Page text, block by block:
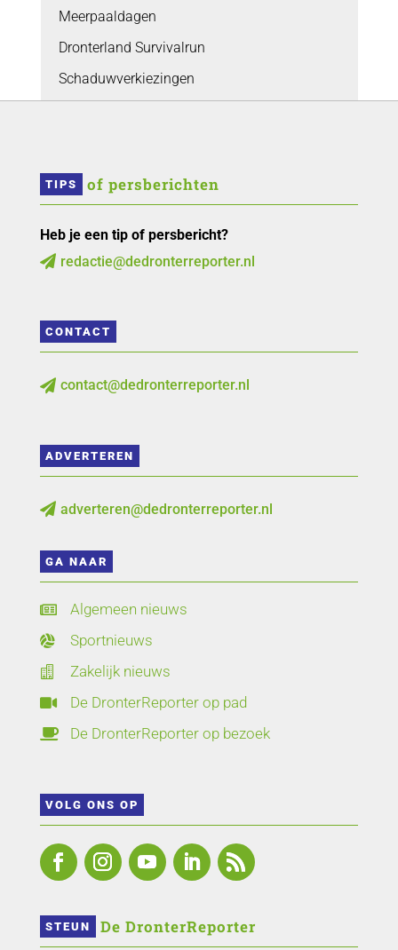
Meerpaaldagen
Dronterland Survivalrun
Schaduwverkiezingen
TIPS of persberichten
Heb je een tip of persbericht?
 redactie@dedronterreporter.nl
CONTACT
 contact@dedronterreporter.nl
ADVERTEREN
 adverteren@dedronterreporter.nl
GA NAAR
 Algemeen nieuws
 Sportnieuws
 Zakelijk nieuws
 De DronterReporter op pad
 De DronterReporter op bezoek
VOLG ONS OP
STEUN De DronterReporter